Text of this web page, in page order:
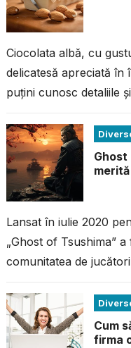
Ciocolata albă, cu
delicatesă apreciată în
puțini cunosc detaliile
Lansat în iulie 2020
„Ghost of Tsushima”
comunitatea de
Cum
firma